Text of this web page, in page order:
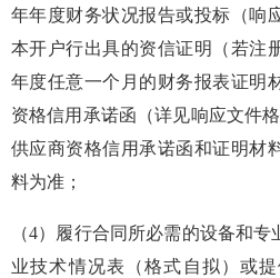
年年度财务状况报告或投标（响
本开户行出具的资信证明（若注
年度任意一个月的财务报表证明
资格信用承诺函（详见响应文件
供应商资格信用承诺函和证明材
料为准；
（4）履行合同所必需的设备和
业技术情况表（格式自拟）或